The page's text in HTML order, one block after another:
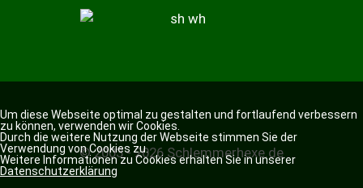
© 2003 - 2026 Schlemmerhexe.de
Um diese Webseite optimal zu gestalten und fortlaufend verbessern
zu können, verwenden wir Cookies.
Durch die weitere Nutzung der Webseite stimmen Sie der
Verwendung von Cookies zu.
Weitere Informationen zu Cookies erhalten Sie in unserer
Datenschutzerklärung